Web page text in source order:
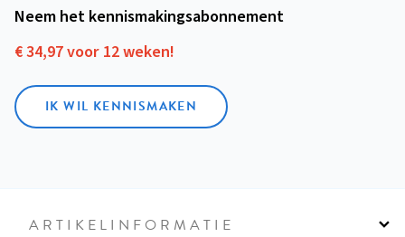
Neem het kennismakings­abonnement
€ 34,97 voor 12 weken!
IK WIL KENNISMAKEN
ARTIKELINFORMATIE